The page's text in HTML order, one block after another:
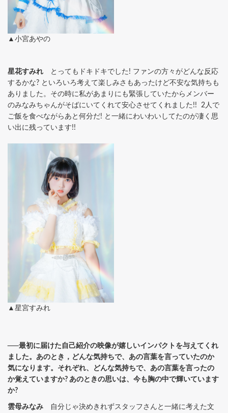
▲小宮あやの
星花すみれ とってもドキドキでした! ファンの方々がどんな反応
するかな? といろいろ考えて楽しみさもあったけど不安な気持ちも
ありました。その時に私があまりにも緊張していたからメンバー
のみなみちゃんがそばにいてくれて安心させてくれました!! 2人で
ご飯を食べながらあと何分だ! と一緒にわいわいしてたのが凄く思
い出に残っています!!
▲星宮すみれ
──最初に届けた自己紹介の映像が嬉しいインパクトを与えてくれ
ました。あのとき，どんな気持ちで、あの言葉を言っていたのか
気になります。それぞれ、どんな気持ちで、あの言葉を言ったの
か覚えていますか? あのときの思いは、今も胸の中で輝いています
か?
雲母みなみ 自分じゃ決めきれずスタッフさんと一緒に考えた文